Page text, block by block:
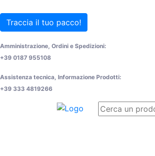
Traccia il tuo pacco!
Amministrazione, Ordini e Spedizioni:
+39 0187 955108
Assistenza tecnica, Informazione Prodotti:
+39 333 4819266